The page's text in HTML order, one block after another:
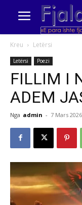
Kreu Letërsi
Letërsi Poezi
FILLIM I
ADEM
Nga admin - 7 Mars 2026